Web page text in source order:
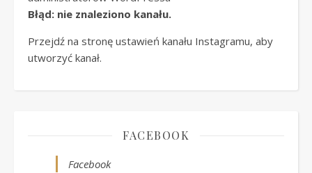
Błąd: nie znaleziono kanału.
Przejdź na stronę ustawień kanału Instagramu, aby
utworzyć kanał.
FACEBOOK
Facebook